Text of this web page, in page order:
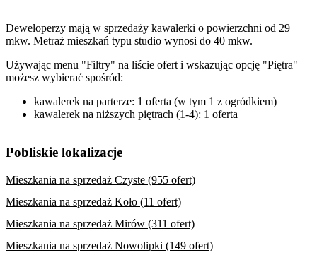
Deweloperzy mają w sprzedaży kawalerki o powierzchni od 29
mkw. Metraż mieszkań typu studio wynosi do 40 mkw.
Używając menu "Filtry" na liście ofert i wskazując opcję "Piętra"
możesz wybierać spośród:
kawalerek na parterze: 1 oferta (w tym 1 z ogródkiem)
kawalerek na niższych piętrach (1-4): 1 oferta
Pobliskie lokalizacje
Mieszkania na sprzedaż Czyste (955 ofert)
Mieszkania na sprzedaż Koło (11 ofert)
Mieszkania na sprzedaż Mirów (311 ofert)
Mieszkania na sprzedaż Nowolipki (149 ofert)